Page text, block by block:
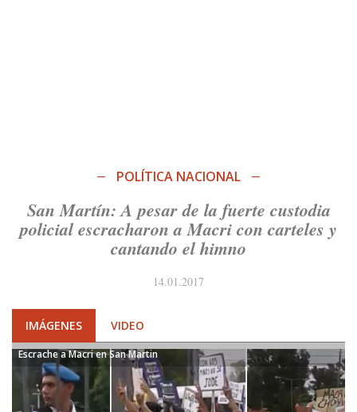
POLÍTICA NACIONAL
San Martín: A pesar de la fuerte custodia
policial escracharon a Macri con carteles y
cantando el himno
14.01.2017
IMÁGENES VIDEO
Escrache a Macri en San Martin